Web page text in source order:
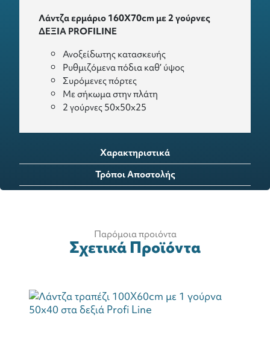
Λάντζα ερμάριο 160X70cm με 2 γούρνες
ΔΕΞΙΑ PROFILINE
Ανοξείδωτης κατασκευής
Ρυθμιζόμενα πόδια καθ’ ύψος
Συρόμενες πόρτες
Με σήκωμα στην πλάτη
2 γούρνες 50x50x25
Χαρακτηριστικά
Τρόποι Αποστολής
Παρόμοια προιόντα
Σχετικά Προϊόντα